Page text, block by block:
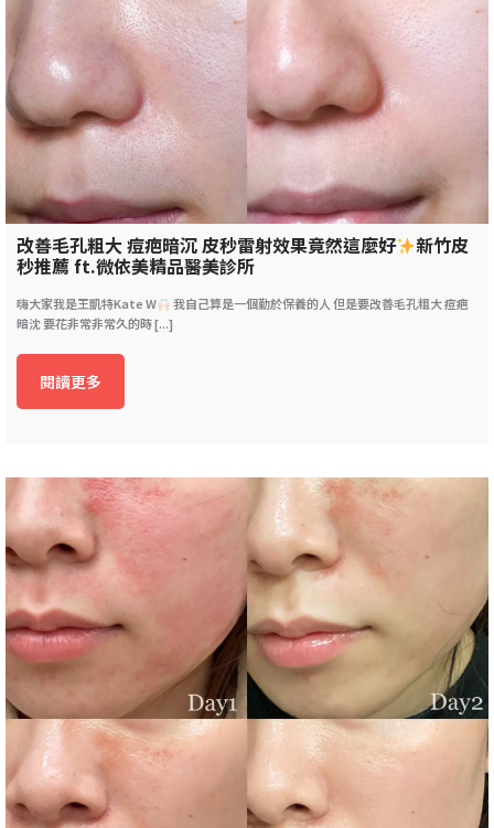
改善毛孔粗大 痘疤暗沉 皮秒雷射效果竟然這麼好 新竹皮
秒推薦 ft.微依美精品醫美診所
嗨大家我是王凱特Kate W
我自己算是一個勤於保養的人 但是要改善毛孔粗大 痘疤
暗沈 要花非常非常久的時 [...]
閱讀更多